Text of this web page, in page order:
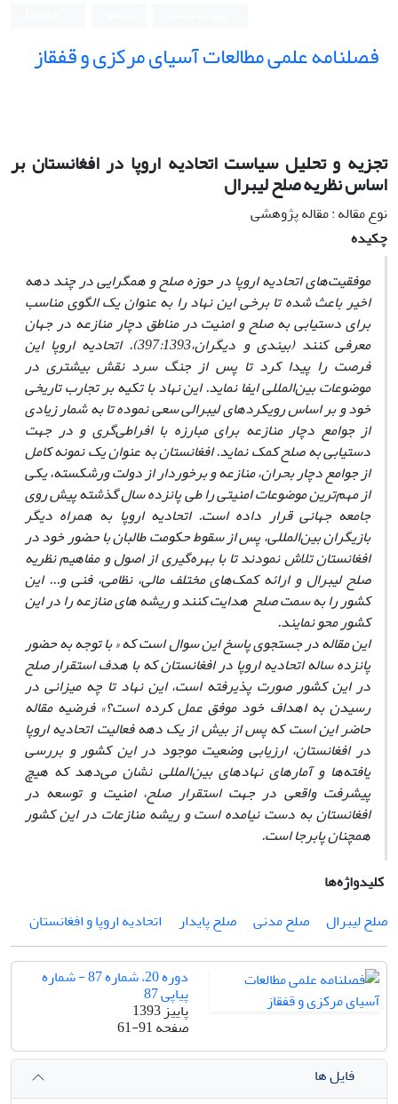
فصلنامه علمی مطالعات آسیای مرکزی و قفقاز
تجزیه و تحلیل سیاست اتحادیه اروپا در افغانستان بر
اساس نظریه صلح لیبرال
نوع مقاله : مقاله پژوهشی
چکیده
موفقیت‌های اتحادیه اروپا در حوزه صلح و همگرایی در چند دهه
اخیر باعث شده تا برخی این نهاد را به عنوان یک الگوی مناسب
برای دستیابی به صلح و امنیت در مناطق دچار منازعه در جهان
معرفی کنند (بیندی و دیگران،397:1393). اتحادیه اروپا این
فرصت را پیدا کرد تا پس از جنگ سرد نقش بیشتری در
موضوعات بین‌المللی ایفا نماید. این نهاد با تکیه بر تجارب تاریخی
خود و بر اساس رویکردهای لیبرالی سعی نموده تا به شمار زیادی
از جوامع دچار منازعه برای مبارزه با افراطی‌گری و در جهت
دستیابی به صلح کمک نماید. افغانستان به عنوان یک نمونه کامل
از جوامع دچار بحران، منازعه و برخوردار از دولت ورشکسته، یکی
از مهم‌ترین موضوعات امنیتی را طی پانزده سال گذشته پیش روی
جامعه جهانی قرار داده است. اتحادیه اروپا به همراه دیگر
بازیگران بین‌المللی، پس از سقوط حکومت طالبان با حضور خود در
افغانستان تلاش نمودند تا با بهره‌گیری از اصول و مفاهیم نظریه
صلح لیبرال و ارائه کمک‌های مختلف مالی، نظامی، فنی و... این
کشور را به سمت صلح هدایت کنند و ریشه های منازعه را در این
کشور محو نمایند.
این مقاله در جستجوی پاسخ این سوال است که « با توجه به حضور
پانزده ساله اتحادیه اروپا در افغانستان که با هدف استقرار صلح
در این کشور صورت پذیرفته است، این نهاد تا چه میزانی در
رسیدن به اهداف خود موفق عمل کرده است؟» فرضیه مقاله
حاضر این است که پس از بیش از یک دهه فعالیت اتحادیه اروپا
در افغانستان، ارزیابی وضعیت موجود در این کشور و بررسی
یافته‌ها و آمارهای نهادهای بین‌المللی نشان می‌دهد که هیچ
پیشرفت واقعی در جهت استقرار صلح، امنیت و توسعه در
افغانستان به دست نیامده است و ریشه‌ منازعات در این کشور
همچنان پابرجا است.
کلیدواژه‌ها
صلح لیبرال
صلح مدنی صلح پایدار اتحادیه اروپا و افغانستان
دوره 20، شماره 87 - شماره
پیاپی 87
پاییز 1393
صفحه61-91
فایل ها